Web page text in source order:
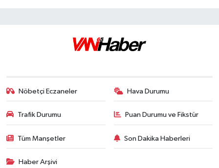
Nöbetçi Eczaneler Hava Durumu
Trafik Durumu Puan Durumu ve Fikstür
Tüm Manşetler Son Dakika Haberleri
Haber Arşivi